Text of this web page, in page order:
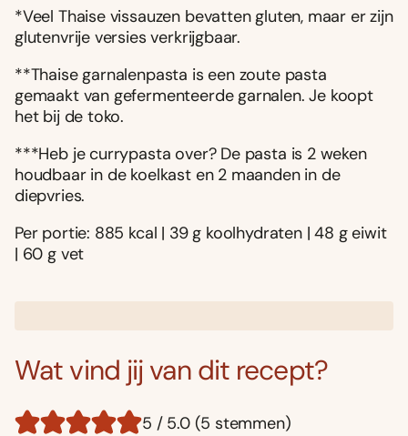
*Veel Thaise vissauzen bevatten gluten, maar er zijn
glutenvrije versies verkrijgbaar.
**Thaise garnalenpasta is een zoute pasta
gemaakt van gefermenteerde garnalen. Je koopt
het bij de toko.
***Heb je currypasta over? De pasta is 2 weken
houdbaar in de koelkast en 2 maanden in de
diepvries.
Per portie: 885 kcal | 39 g koolhydraten | 48 g eiwit
| 60 g vet
Wat vind jij van dit recept?
5 / 5.0 (5 stemmen)